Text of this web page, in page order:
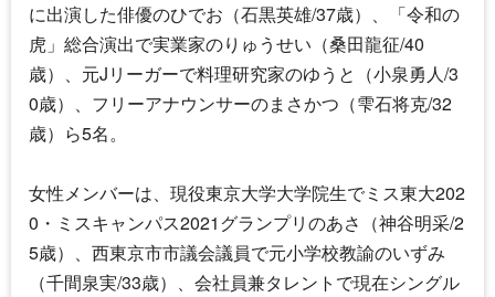
に出演した俳優のひでお（石黒英雄/37歳）、「令和の
虎」総合演出で実業家のりゅうせい（桑田龍征/40
歳）、元Jリーガーで料理研究家のゆうと（小泉勇人/3
0歳）、フリーアナウンサーのまさかつ（雫石将克/32
歳）ら5名。
女性メンバーは、現役東京大学大学院生でミス東大202
0・ミスキャンパス2021グランプリのあさ（神谷明采/2
5歳）、西東京市市議会議員で元小学校教諭のいずみ
（千間泉実/33歳）、会社員兼タレントで現在シングル